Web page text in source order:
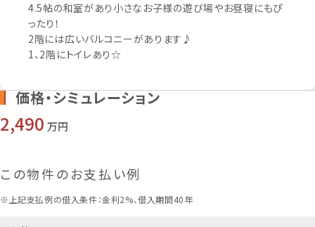
4.5帖の和室があり小さなお子様の遊び場やお昼寝にもぴ
ったり！
2階には広いバルコニーがあります♪
1、2階にトイレあり☆
価格・シミュレーション
2,490 万円
この物件のお支払い例
※上記支払例の借入条件：金利2%、借入期間40年
リビング
キッチン
リビング